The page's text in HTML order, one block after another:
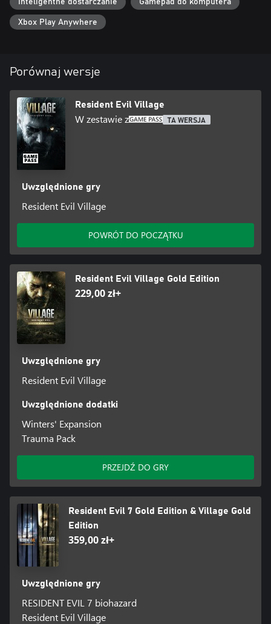
Inteligentne dostarczanie Gamepad do komputera
Xbox Play Anywhere
Porównaj wersje
Resident Evil Village
W zestawie z TA WERSJA
Uwzględnione gry
Resident Evil Village
POWRÓT DO POCZĄTKU
Resident Evil Village Gold Edition
229,00 zł+
Uwzględnione gry
Resident Evil Village
Uwzględnione dodatki
Winters' Expansion
Trauma Pack
PRZEJDŹ DO GRY
Resident Evil 7 Gold Edition & Village Gold
Edition
359,00 zł+
Uwzględnione gry
RESIDENT EVIL 7 biohazard
Resident Evil Village